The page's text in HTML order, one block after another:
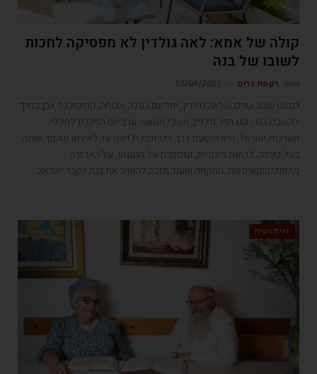
קולה של אמא: לאה גולדין לא מפסיקה לחכות
לשובו של בנה
רקפת גרוס
כמעט שבע שנים שלאה גולדין, יחד עם בעלה שמחה, הופכת כל אבן בדרך
להשבת בנה, סגן הדר גולדין, משבי חמאס. ערב יום הזיכרון לחללי
מערכות ישראל, היא פוסעת דרך זיכרונות ילדותו עד לאירוע שהפך אותה
בעל כורחה לדמות ציבורית, ומספרת על הגעגוע, על האכזבה
מהפוליטיקאים ועל התקווה שעוד תזכה להשיב את בנה לקבר ישראל
זווית נשית